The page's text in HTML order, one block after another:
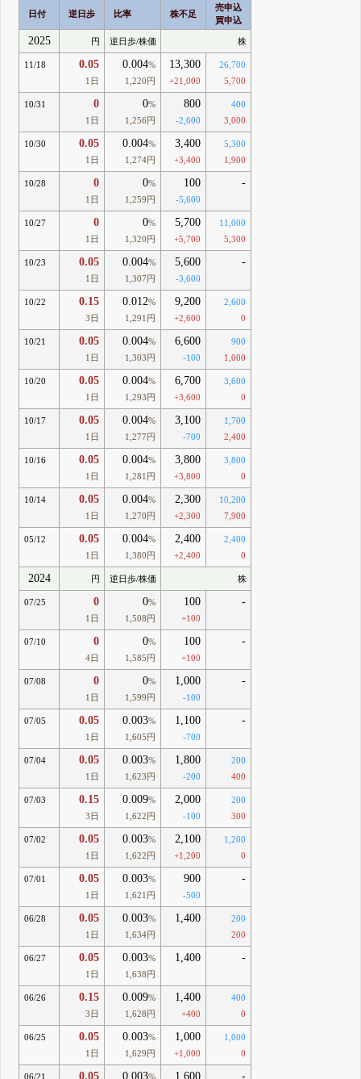
日付 逆日歩 比率 株不足
売申込
買申込
2025 円 逆日歩/株価 株
11/18 0.05
1日
0.004%
1,220円
13,300
+21,000
26,700
5,700
10/31 0
1日
0%
1,256円
800
-2,600
400
3,000
10/30 0.05
1日
0.004%
1,274円
3,400
+3,400
5,300
1,900
10/28 0
1日
0%
1,259円
100
-5,600
-
10/27 0
1日
0%
1,320円
5,700
+5,700
11,000
5,300
10/23 0.05
1日
0.004%
1,307円
5,600
-3,600
-
10/22 0.15
3日
0.012%
1,291円
9,200
+2,600
2,600
0
10/21 0.05
1日
0.004%
1,303円
6,600
-100
900
1,000
10/20 0.05
1日
0.004%
1,293円
6,700
+3,600
3,600
0
10/17 0.05
1日
0.004%
1,277円
3,100
-700
1,700
2,400
10/16 0.05
1日
0.004%
1,281円
3,800
+3,800
3,800
0
10/14 0.05
1日
0.004%
1,270円
2,300
+2,300
10,200
7,900
05/12 0.05
1日
0.004%
1,380円
2,400
+2,400
2,400
0
2024 円 逆日歩/株価 株
07/25 0
1日
0%
1,508円
100
+100
-
07/10 0
4日
0%
1,585円
100
+100
-
07/08 0
1日
0%
1,599円
1,000
-100
-
07/05 0.05
1日
0.003%
1,605円
1,100
-700
-
07/04 0.05
1日
0.003%
1,623円
1,800
-200
200
400
07/03 0.15
3日
0.009%
1,622円
2,000
-100
200
300
07/02 0.05
1日
0.003%
1,622円
2,100
+1,200
1,200
0
07/01 0.05
1日
0.003%
1,621円
900
-500
-
06/28 0.05
1日
0.003%
1,634円
1,400
200
200
06/27 0.05
1日
0.003%
1,638円
1,400 -
06/26 0.15
3日
0.009%
1,628円
1,400
+400
400
0
06/25 0.05
1日
0.003%
1,629円
1,000
+1,000
1,000
0
06/21 0.05 0.003% 1,600 -